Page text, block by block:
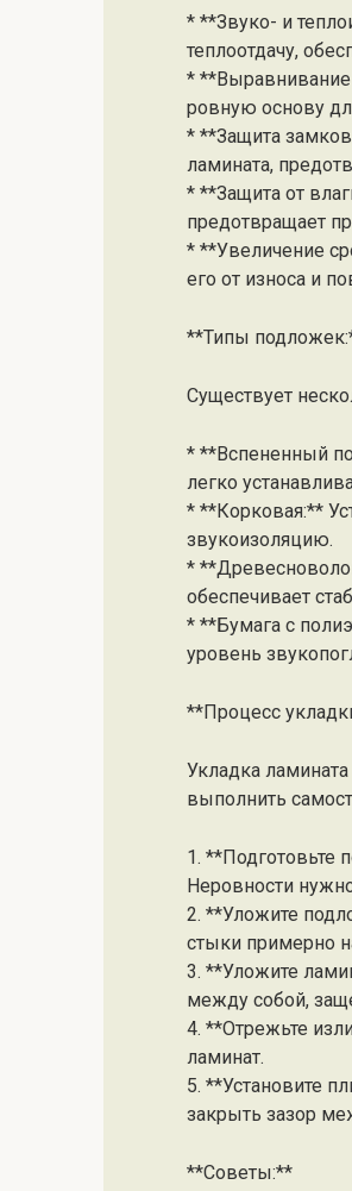
* **Звуко- и
теплоотдачу,
* **Выравнивание
ровную основу
* **Защита
ламината,
* **Защита от
предотвращает
* **Увеличение
его от износа и
**Типы
Существует
* **Вспененный
легко
* **Корковая:**
звукоизоляцию.
*
обеспечивает
* **Бумага с
уровень
**Процесс
Укладка
выполнить
1. **Подготовьте
Неровности
2. **Уложите
стыки примерно
3. **Уложите
между собой,
4. **Отрежьте
ламинат.
5. **Установите
закрыть зазор
**Советы:**